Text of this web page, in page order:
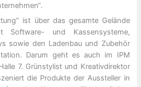
ist über das gesamte Gelände
Software- und Kassensysteme,
sowie den Ladenbau und Zubehör
Darum geht es auch im IPM
7. Grünstylist und Kreativdirektor
die Produkte der Aussteller in